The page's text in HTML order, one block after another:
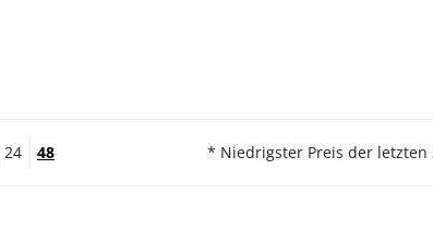
24 48 * Niedrigster Preis der letzten